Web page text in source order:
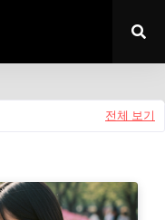
전체 보기